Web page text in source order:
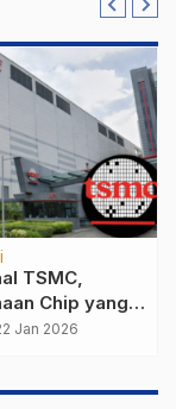
TSMC,
Chip yang
Dunia.
Jan 2026